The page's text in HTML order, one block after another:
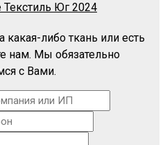
Текстиль Юг 2024
какая-либо ткань или есть
нам. Мы обязательно
с Вами.